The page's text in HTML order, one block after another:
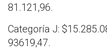
81.121,96.
Categoría J:
93619,47.